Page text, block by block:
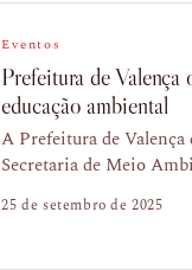
Eventos
Prefeitura de Valença
educação ambiental
A Prefeitura de
Secretaria de Meio
25 de setembro de 2025